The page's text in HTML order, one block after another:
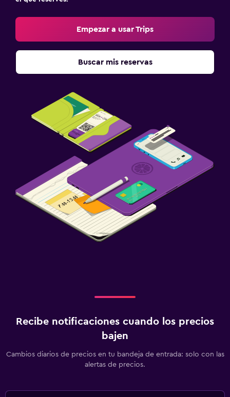
Empezar a usar Trips
Buscar mis reservas
Recibe notificaciones cuando los precios
bajen
Cambios diarios de precios en tu bandeja de entrada: solo con las
alertas de precios.